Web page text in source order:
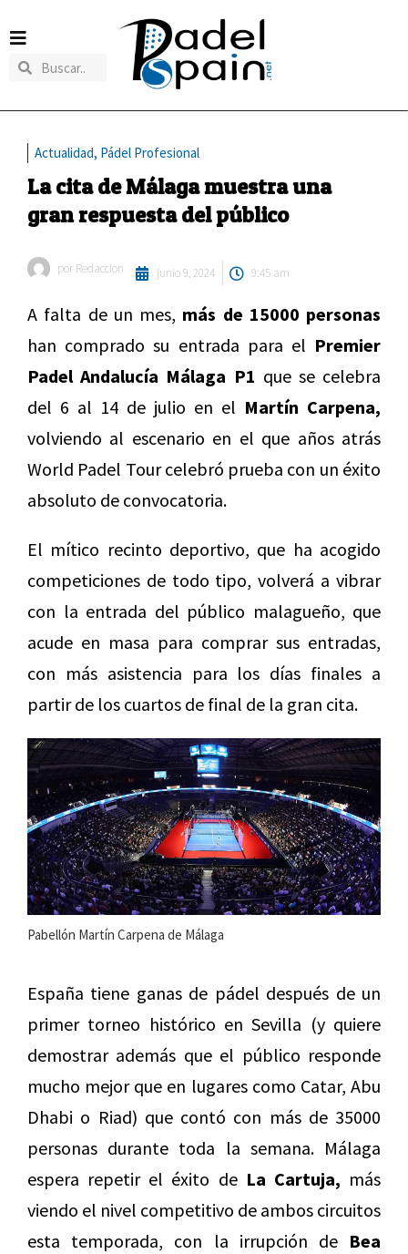
Actualidad, Pádel Profesional
La cita de Málaga muestra una
gran respuesta del público
por Redaccion junio 9, 2024 9:45 am
A falta de un mes, más de 15000 personas
han comprado su entrada para el Premier
Padel Andalucía Málaga P1 que se celebra
del 6 al 14 de julio en el Martín Carpena,
volviendo al escenario en el que años atrás
World Padel Tour celebró prueba con un éxito
absoluto de convocatoria.
El mítico recinto deportivo, que ha acogido
competiciones de todo tipo, volverá a vibrar
con la entrada del público malagueño, que
acude en masa para comprar sus entradas,
con más asistencia para los días finales a
partir de los cuartos de final de la gran cita.
Pabellón Martín Carpena de Málaga
España tiene ganas de pádel después de un
primer torneo histórico en Sevilla (y quiere
demostrar además que el público responde
mucho mejor que en lugares como Catar, Abu
Dhabi o Riad) que contó con más de 35000
personas durante toda la semana. Málaga
espera repetir el éxito de La Cartuja, más
viendo el nivel competitivo de ambos circuitos
esta temporada, con la irrupción de Bea